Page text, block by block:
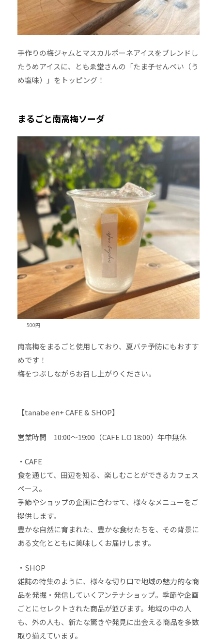
手作りの梅ジャムとマスカルポーネアイスをブレンドし
たうめアイスに、ともゑ堂さんの「たま子せんべい（う
め塩味）」をトッピング！
まるごと南高梅ソーダ
500円
南高梅をまるごと使用しており、夏バテ予防にもおすす
めです！
梅をつぶしながらお召し上がりください。
【tanabe en+ CAFE & SHOP】
営業時間 10:00～19:00（CAFE L.O 18:00）年中無休
・CAFE
食を通じて、田辺を知る、楽しむことができるカフェス
ペース。
季節やショップの企画に合わせて、様々なメニューをご
提供します。
豊かな自然に育まれた、豊かな食材たちを、その背景に
ある文化とともに美味しくお届けします。
・SHOP
雑誌の特集のように、様々な切り口で地域の魅力的な商
品を発掘・発信していくアンテナショップ。季節や企画
ごとにセレクトされた商品が並びます。地域の中の人
も、外の人も、新たな驚きや発見に出会える商品を多数
取り揃えています。